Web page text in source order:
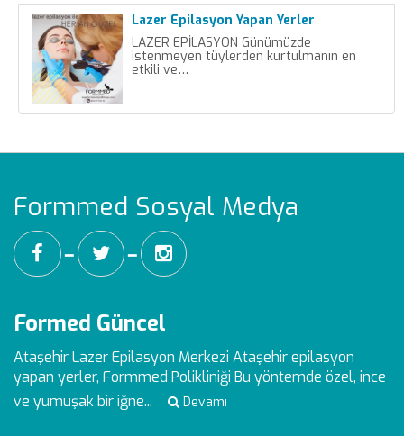
Lazer Epilasyon Yapan Yerler
LAZER EPİLASYON Günümüzde
istenmeyen tüylerden kurtulmanın en
etkili ve…
Formmed Sosyal Medya
━ ━
Formed Güncel
Ataşehir Lazer Epilasyon Merkezi Ataşehir epilasyon
yapan yerler, Formmed Polikliniği Bu yöntemde özel, ince
ve yumuşak bir iğne...
Devamı